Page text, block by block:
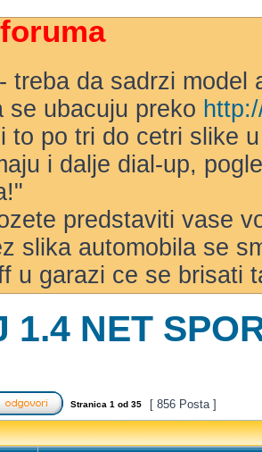
treba da sadrzi model
se ubacuju preko
to po tri do cetri slike
i dalje dial-up,
predstaviti vase
slika automobila se
u garazi ce se brisati
1.4 NET
Stranica 1 od 35 [ 856 Posta ]